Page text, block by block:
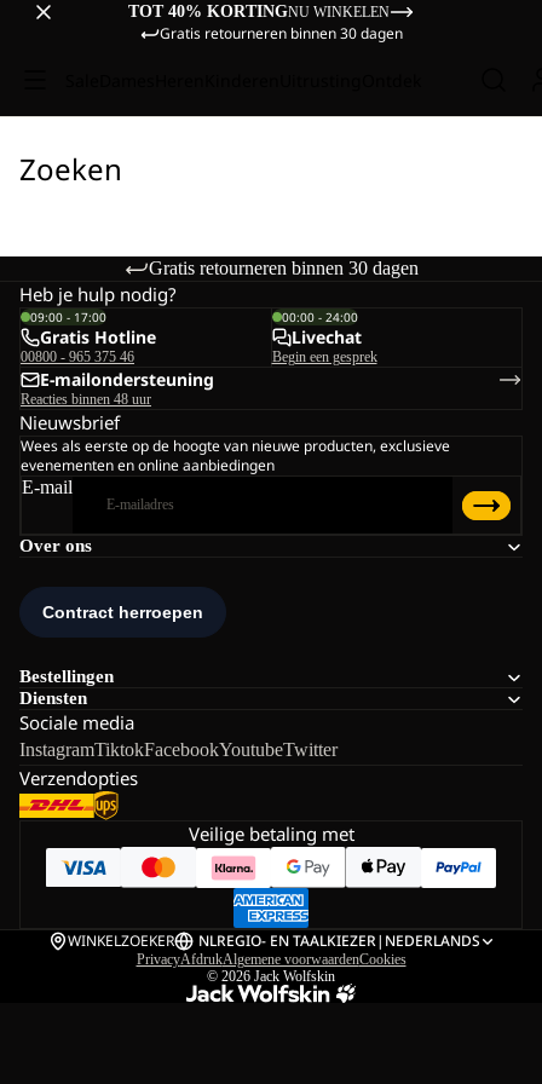
TOT 40% KORTINGNU WINKELEN
Gratis retourneren binnen 30 dagen
Zoeken
Gratis retourneren binnen 30 dagen
Over ons
Bestellingen
Diensten
Sociale media
InstagramTiktokFacebookYoutubeTwitter
Verzendopties
Heb je hulp nodig?
09:00 - 17:00
Gratis Hotline
00800 - 965 375 46
00:00 - 24:00
Livechat
Begin een gesprek
E-mailondersteuning
Reacties binnen 48 uur
Nieuwsbrief
Wees als eerste op de hoogte van nieuwe producten, exclusieve
evenementen en online aanbiedingen
E-mail
Veilige betaling met
WINKELZOEKER NLREGIO- EN TAALKIEZER| NEDERLANDS
PrivacyAfdrukAlgemene voorwaardenCookies
© 2026 Jack Wolfskin